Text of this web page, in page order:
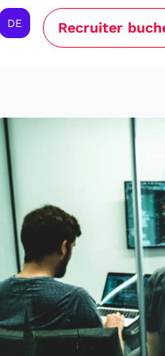
DE Recruiter